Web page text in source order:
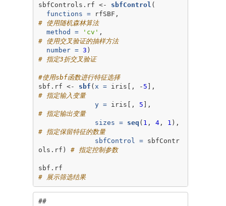
sbfControls.rf <-
sbfControl (
functions =
# 使用随机森林算法
method =
'cv'
# 使用交叉验证的抽样方法
number = 3
# 指定3折交叉验证
#使用sbf函数进行特征选择
sbf.rf <-
sbf ( x = iris[, - 5
# 指定输入变量
y = iris[, 5
# 指定输出变量
sizes =
seq ( 1 , 4, 1
# 指定保留特征的数量
sbfControl = sbfContr
ols.rf) # 指定控制参数
# 展示筛选结果
##